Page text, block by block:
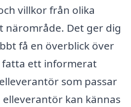
villkor från olika
närområde. Det ger dig
få en överblick över
ett informerat
som passar
kan kännas